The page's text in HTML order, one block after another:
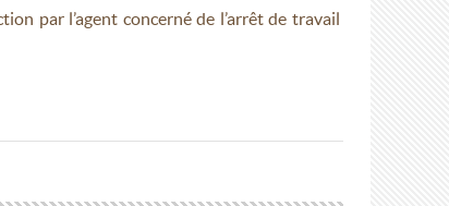
par l’agent concerné de l’arrêt de travail